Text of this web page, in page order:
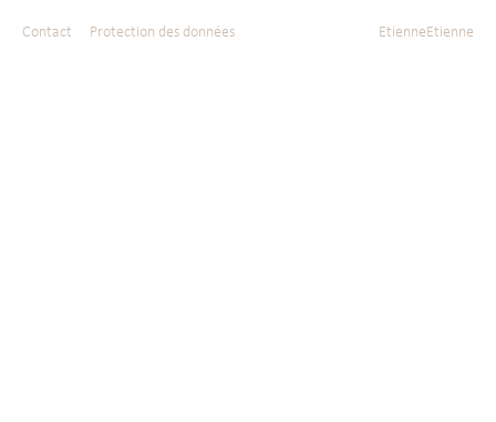
Contact Protection des données EtienneEtienne